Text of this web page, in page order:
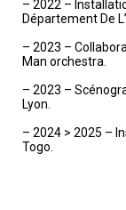
– 2022 –
Département De
– 2023 –
Man orchestra.
– 2023 –
Lyon.
– 2024 > 2025 –
Togo.